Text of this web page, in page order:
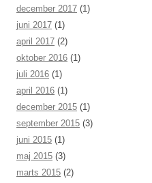
december 2017 (1)
juni 2017 (1)
april 2017 (2)
oktober 2016 (1)
juli 2016 (1)
april 2016 (1)
december 2015 (1)
september 2015 (3)
juni 2015 (1)
maj 2015 (3)
marts 2015 (2)